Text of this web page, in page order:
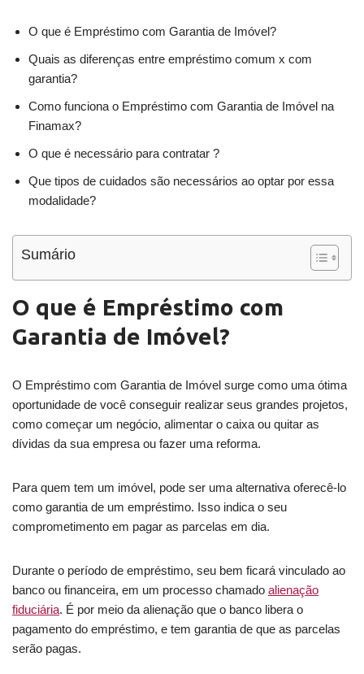
O que é Empréstimo com Garantia de Imóvel?
Quais as diferenças entre empréstimo comum x com
garantia?
Como funciona o Empréstimo com Garantia de Imóvel na
Finamax?
O que é necessário para contratar ?
Que tipos de cuidados são necessários ao optar por essa
modalidade?
Sumário
O que é Empréstimo com
Garantia de Imóvel?
O Empréstimo com Garantia de Imóvel surge como uma ótima
oportunidade de você conseguir realizar seus grandes projetos,
como começar um negócio, alimentar o caixa ou quitar as
dívidas da sua empresa ou fazer uma reforma.
Para quem tem um imóvel, pode ser uma alternativa oferecê-lo
como garantia de um empréstimo. Isso indica o seu
comprometimento em pagar as parcelas em dia.
Durante o período de empréstimo, seu bem ficará vinculado ao
banco ou financeira, em um processo chamado alienação
fiduciária. É por meio da alienação que o banco libera o
pagamento do empréstimo, e tem garantia de que as parcelas
serão pagas.